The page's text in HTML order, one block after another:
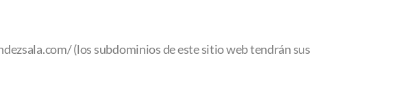
(los subdominios de este sitio web tendrán sus